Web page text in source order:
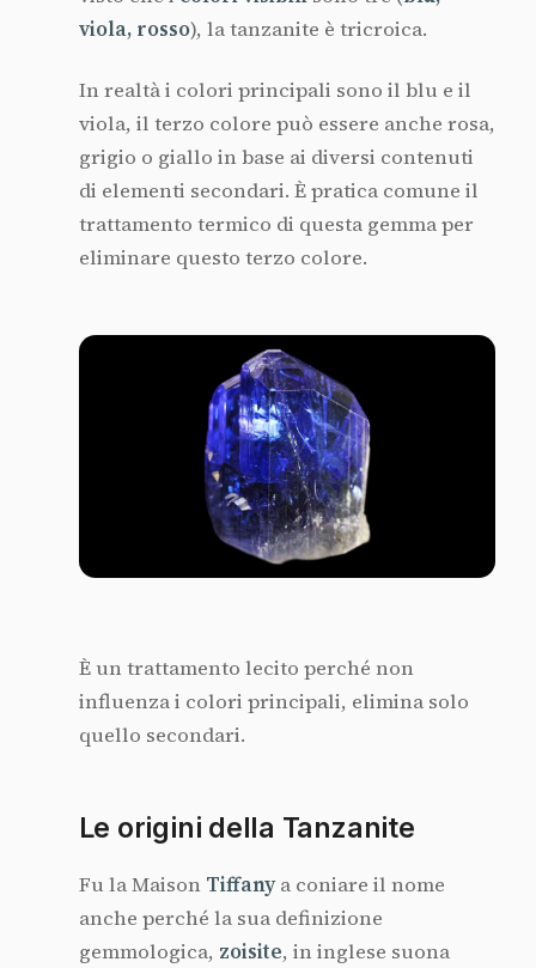
viola, rosso), la tanzanite è tricroica.
In realtà i colori principali sono il blu e il
viola, il terzo colore può essere anche rosa,
grigio o giallo in base ai diversi contenuti
di elementi secondari. È pratica comune il
trattamento termico di questa gemma per
eliminare questo terzo colore.
È un trattamento lecito perché non
influenza i colori principali, elimina solo
quello secondari.
Le origini della Tanzanite
Fu la Maison Tiffanya coniare il nome
anche perché la sua definizione
gemmologica, zoisite, in inglese suona